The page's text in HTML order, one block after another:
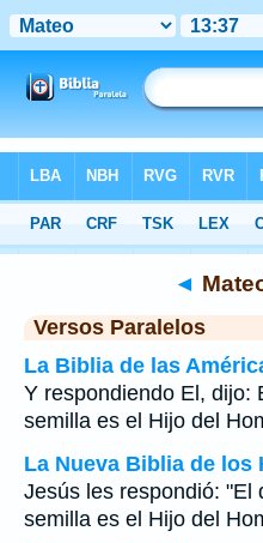
>Mateo > Capítulo 13> Verso 37
◄
Versos Paralelos
La Biblia de las
Y respondiendo El, dijo:
semilla es el Hijo del
La Nueva Biblia de los
Jesús les respondió: "El
semilla es el Hijo del